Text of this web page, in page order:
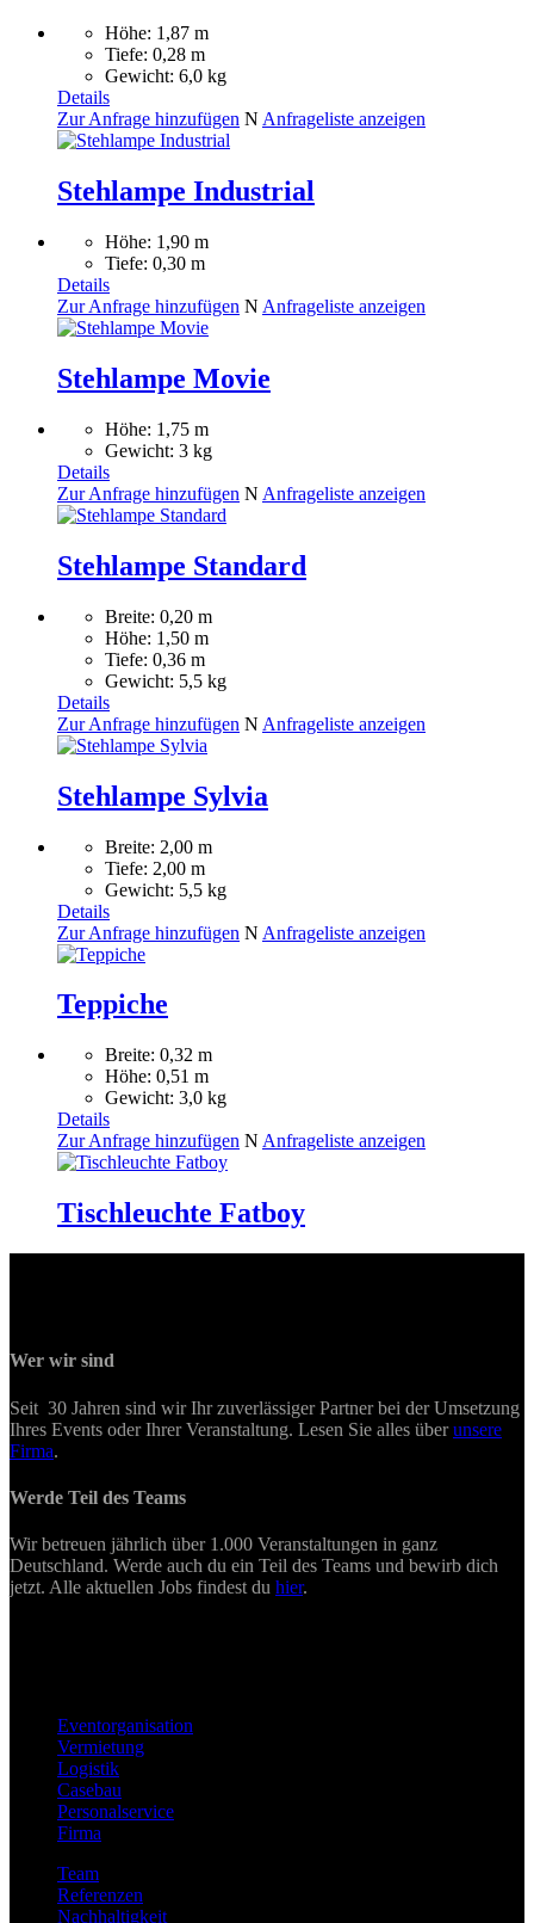
Höhe: 1,87 m
Tiefe: 0,28 m
Gewicht: 6,0 kg
Details
Zur Anfrage hinzufügen N Anfrageliste anzeigen
Stehlampe Industrial
Höhe: 1,90 m
Tiefe: 0,30 m
Details
Zur Anfrage hinzufügen N Anfrageliste anzeigen
Stehlampe Movie
Höhe: 1,75 m
Gewicht: 3 kg
Details
Zur Anfrage hinzufügen N Anfrageliste anzeigen
Stehlampe Standard
Breite: 0,20 m
Höhe: 1,50 m
Tiefe: 0,36 m
Gewicht: 5,5 kg
Details
Zur Anfrage hinzufügen N Anfrageliste anzeigen
Stehlampe Sylvia
Breite: 2,00 m
Tiefe: 2,00 m
Gewicht: 5,5 kg
Details
Zur Anfrage hinzufügen N Anfrageliste anzeigen
Teppiche
Breite: 0,32 m
Höhe: 0,51 m
Gewicht: 3,0 kg
Details
Zur Anfrage hinzufügen N Anfrageliste anzeigen
Tischleuchte Fatboy
Wer wir sind
Seit 30 Jahren sind wir Ihr zuverlässiger Partner bei der Umsetzung
Ihres Events oder Ihrer Veranstaltung. Lesen Sie alles überunsere
Firma.
Werde Teil des Teams
Wir betreuen jährlich über 1.000 Veranstaltungen in ganz
Deutschland. Werde auch du ein Teil des Teams und bewirb dich
jetzt. Alle aktuellen Jobs findest du hier.
Eventorganisation
Vermietung
Logistik
Casebau
Personalservice
Firma
Team
Referenzen
Nachhaltigkeit